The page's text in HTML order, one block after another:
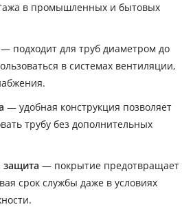
в промышленных и бытовых
— подходит для труб диаметром до
в системах вентиляции,
— удобная конструкция позволяет
трубу без дополнительных
защита — покрытие предотвращает
срок службы даже в условиях